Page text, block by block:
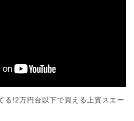
る!2万円台以下で買える上質スエー